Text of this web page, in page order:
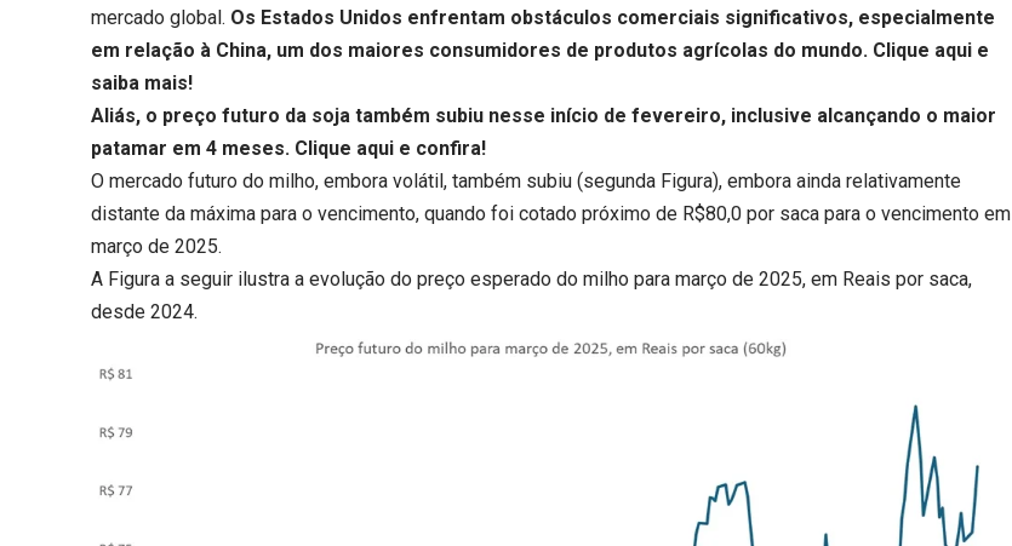
mercado global. Os Estados Unidos enfrentam obstáculos comerciais significativos, especialmente
em relação à China, um dos maiores consumidores de produtos agrícolas do mundo. Clique aqui e
saiba mais!
Aliás, o preço futuro da soja também subiu nesse início de fevereiro, inclusive alcançando o maior
patamar em 4 meses. Clique aqui e confira!
O mercado futuro do milho, embora volátil, também subiu (segunda Figura), embora ainda relativamente
distante da máxima para o vencimento, quando foi cotado próximo de R$80,0 por saca para o vencimento em
março de 2025.
A Figura a seguir ilustra a evolução do preço esperado do milho para março de 2025, em Reais por saca,
desde 2024.